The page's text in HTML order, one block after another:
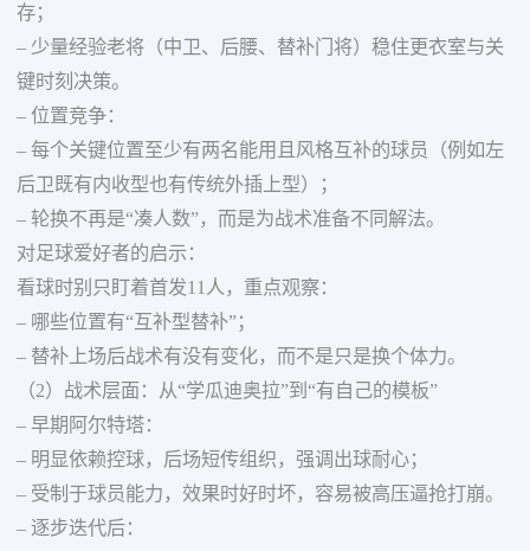
存；
– 少量经验老将（中卫、后腰、替补门将）稳住更衣室与关
键时刻决策。
– 位置竞争：
– 每个关键位置至少有两名能用且风格互补的球员（例如左
后卫既有内收型也有传统外插上型）；
– 轮换不再是“凑人数”，而是为战术准备不同解法。
对足球爱好者的启示：
看球时别只盯着首发11人，重点观察：
– 哪些位置有“互补型替补”；
– 替补上场后战术有没有变化，而不是只是换个体力。
（2）战术层面：从“学瓜迪奥拉”到“有自己的模板”
– 早期阿尔特塔：
– 明显依赖控球，后场短传组织，强调出球耐心；
– 受制于球员能力，效果时好时坏，容易被高压逼抢打崩。
– 逐步迭代后：